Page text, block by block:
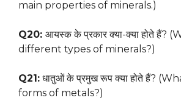
main properties of minerals.)
Q20: आयस्क के प्रकार क्या-क्या होते हैं?
different types of minerals?)
Q21: धातुओं के प्रमुख रूप क्या होते हैं?
forms of metals?)